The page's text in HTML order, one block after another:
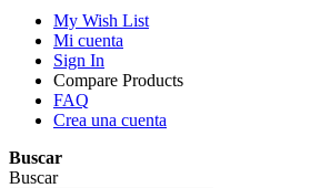
My Wish List
Mi cuenta
Sign In
Compare Products
FAQ
Crea una cuenta
Buscar
Buscar